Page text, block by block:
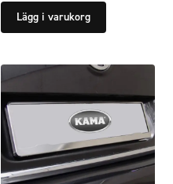
Lägg i varukorg